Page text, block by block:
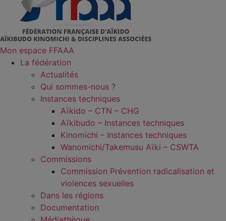
Mon espace FFAAA
La fédération
Actualités
Qui sommes-nous ?
Instances techniques
Aïkido – CTN – CHG
Aïkibudo – Instances techniques
Kinomichi – Instances techniques
Wanomichi/Takemusu Aïki – CSWTA
Commissions
Commission Prévention radicalisation et
violences sexuelles
Dans les régions
Documentation